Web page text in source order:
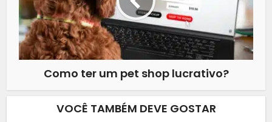
Como ter um pet shop lucrativo?
VOCÊ TAMBÉM DEVE GOSTAR